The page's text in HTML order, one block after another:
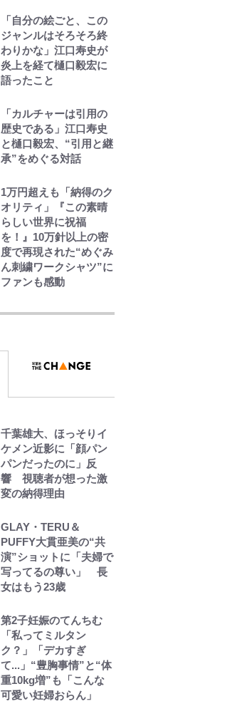
浅草は日本の心だゾ
「自分の絵ごと、この
ジャンルはそろそろ終
わりかな」江口寿史が
炎上を経て樋口毅宏に
語ったこと
「カルチャーは引用の
歴史である」江口寿史
と樋口毅宏、“引用と継
承”をめぐる対話
1万円超えも「納得のク
オリティ」『この素晴
らしい世界に祝福
を！』10万針以上の密
度で再現された“めぐみ
ん刺繍ワークシャツ”に
ファンも感動
1回
第3回 出版までの道の
レビュー『仮面家族』
悠木シュン・著
千葉雄大、ほっそりイ
ケメン近影に「顔パン
パンだったのに」反
響 視聴者が想った激
変の納得理由
GLAY・TERU＆
PUFFY大貫亜美の“共
演”ショットに「夫婦で
写ってるの尊い」 長
女はもう23歳
第2子妊娠のてんちむ
「私ってミルタン
ク？」「デカすぎ
て...」“豊胸事情”と“体
重10kg増”も「こんな
可愛い妊婦おらん」